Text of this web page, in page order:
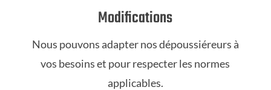
Modifications
Nous pouvons adapter nos dépoussiéreurs à
vos besoins et pour respecter les normes
applicables.